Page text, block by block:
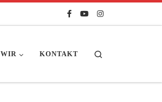
WIR KONTAKT